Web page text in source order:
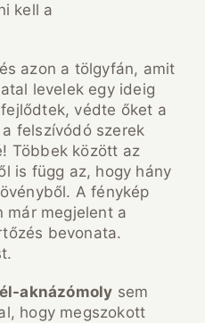
kell a
azon a tölgyfán, amit
levelek egy ideig
védte őket a
felszívódó szerek
Többek között az
is függ az, hogy hány
A fénykép
már megjelent a
bevonata.
aknázómoly sem
hogy megszokott